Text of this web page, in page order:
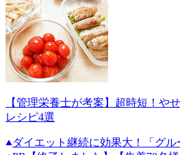
【管理栄養士が考案】超時短！や
レシピ4選
ダイエット継続に効果大！「グル